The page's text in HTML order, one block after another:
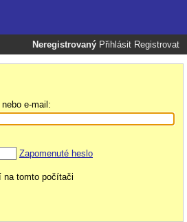
Neregistrovaný Přihlásit Registrovat
e-mail:
Zapomenuté heslo
na tomto počítači